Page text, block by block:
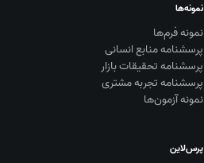
نمونه‌ها
نمونه فرم‌ها
پرسشنامه منابع انسانی
پرسشنامه تحقیقات بازار
پرسشنامه تجربه مشتری
نمونه آزمون‌ها
پرس‌لاین